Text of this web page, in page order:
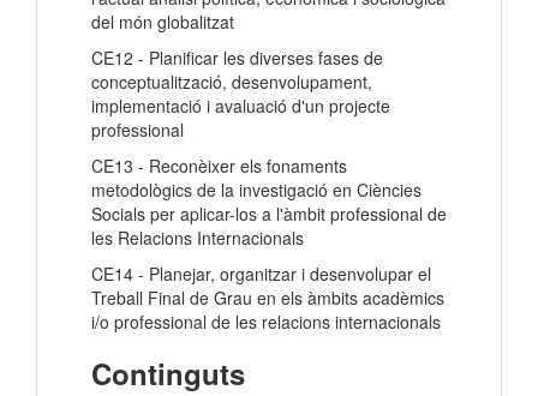
del món globalitzat
CE12 - Planificar les diverses fases de
conceptualització, desenvolupament,
implementació i avaluació d'un projecte
professional
CE13 - Reconèixer els fonaments
metodològics de la investigació en Ciències
Socials per aplicar-los a l'àmbit professional de
les Relacions Internacionals
CE14 - Planejar, organitzar i desenvolupar el
Treball Final de Grau en els àmbits acadèmics
i/o professional de les relacions internacionals
Continguts